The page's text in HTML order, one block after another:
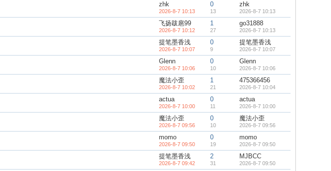
zhk
2026-8-7 10:13
0
13
zhk
2026-8-7 10:13
飞扬跋扈99
2026-8-7 10:12
1
27
go31888
2026-8-7 10:13
提笔墨香浅
2026-8-7 10:07
0
9
提笔墨香浅
2026-8-7 10:07
Glenn
2026-8-7 10:06
0
10
Glenn
2026-8-7 10:06
魔法小歪
2026-8-7 10:02
1
21
475366456
2026-8-7 10:04
actua
2026-8-7 10:00
0
11
actua
2026-8-7 10:00
魔法小歪
2026-8-7 09:56
0
10
魔法小歪
2026-8-7 09:56
momo
2026-8-7 09:50
0
19
momo
2026-8-7 09:50
提笔墨香浅
2026-8-7 09:42
2
31
MJBCC
2026-8-7 09:50